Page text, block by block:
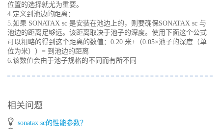
位置的选择就尤为重要。
4.定义到池边的距离：
5.如果 SONATAX sc 是安装在池边上的，则要确保SONATAX sc 与
池边的距离足够远。该距离取决于池子的深度。使用下面这个公式
可以粗略的得到这个距离的数值：0.20 米+（0.05×池子的深度（单
位为米））= 到池边的距离
6.该数值会由于池子规格的不同而有所不同
相关问题
sonatax sc的性能参数？